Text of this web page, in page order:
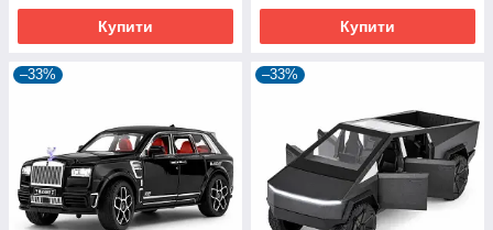
Купити Купити
–33% –33%